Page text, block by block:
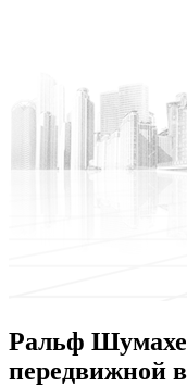
Ральф
передвижной